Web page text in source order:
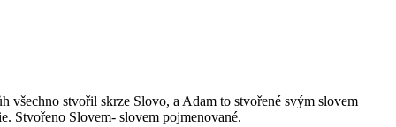
stvořil skrze Slovo, a Adam to stvořené svým slovem
Stvořeno Slovem- slovem pojmenované.